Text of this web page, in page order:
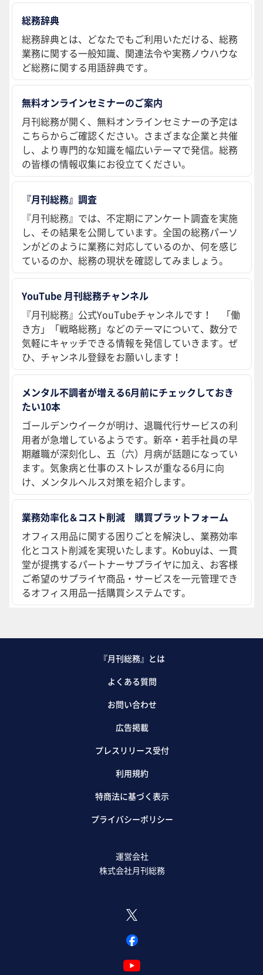
総務辞典
総務辞典とは、どなたでもご利用いただける、総務
業務に関する一般知識、関連法令や実務ノウハウな
ど総務に関する用語辞典です。
無料オンラインセミナーのご案内
月刊総務が開く、無料オンラインセミナーの予定は
こちらからご確認ください。さまざまな企業と共催
し、より専門的な知識を幅広いテーマで発信。総務
の皆様の情報収集にお役立てください。
『月刊総務』調査
『月刊総務』では、不定期にアンケート調査を実施
し、その結果を公開しています。全国の総務パーソ
ンがどのように業務に対応しているのか、何を感じ
ているのか、総務の現状を確認してみましょう。
YouTube 月刊総務チャンネル
『月刊総務』公式YouTubeチャンネルです！ 「働
き方」「戦略総務」などのテーマについて、数分で
気軽にキャッチできる情報を発信していきます。ぜ
ひ、チャンネル登録をお願いします！
メンタル不調者が増える6月前にチェックしておき
たい10本
ゴールデンウイークが明け、退職代行サービスの利
用者が急増しているようです。新卒・若手社員の早
期離職が深刻化し、五（六）月病が話題になってい
ます。気象病と仕事のストレスが重なる6月に向
け、メンタルヘルス対策を紹介します。
業務効率化＆コスト削減 購買プラットフォーム
オフィス用品に関する困りごとを解決し、業務効率
化とコスト削減を実現いたします。Kobuyは、一貫
堂が提携するパートナーサプライヤに加え、お客様
ご希望のサプライヤ商品・サービスを一元管理でき
るオフィス用品一括購買システムです。
『月刊総務』とは
よくある質問
お問い合わせ
広告掲載
プレスリリース受付
利用規約
特商法に基づく表示
プライバシーポリシー
運営会社
株式会社月刊総務